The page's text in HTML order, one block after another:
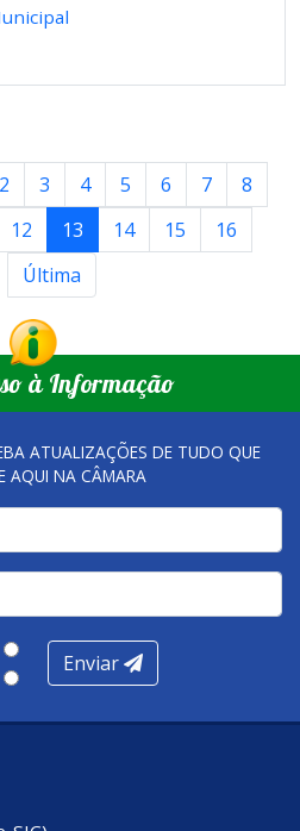
2 3 4 5 6 7
8
12 13 14 15
16
Última
à Informação
ATUALIZAÇÕES DE TUDO QUE
AQUI NA CÂMARA
Enviar